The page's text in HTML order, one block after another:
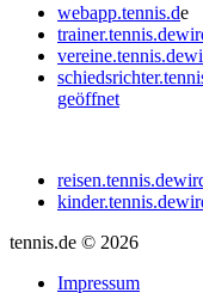
webapp.tennis.de
trainer.tennis.de
vereine.tennis.de
geöffnet
reisen.tennis.de
kinder.tennis.de
tennis.de © 2026
Impressum